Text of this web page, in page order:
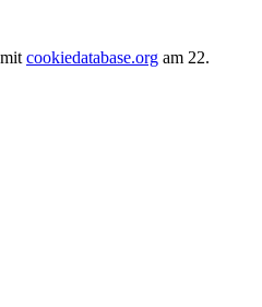
cookiedatabase.org am 22.